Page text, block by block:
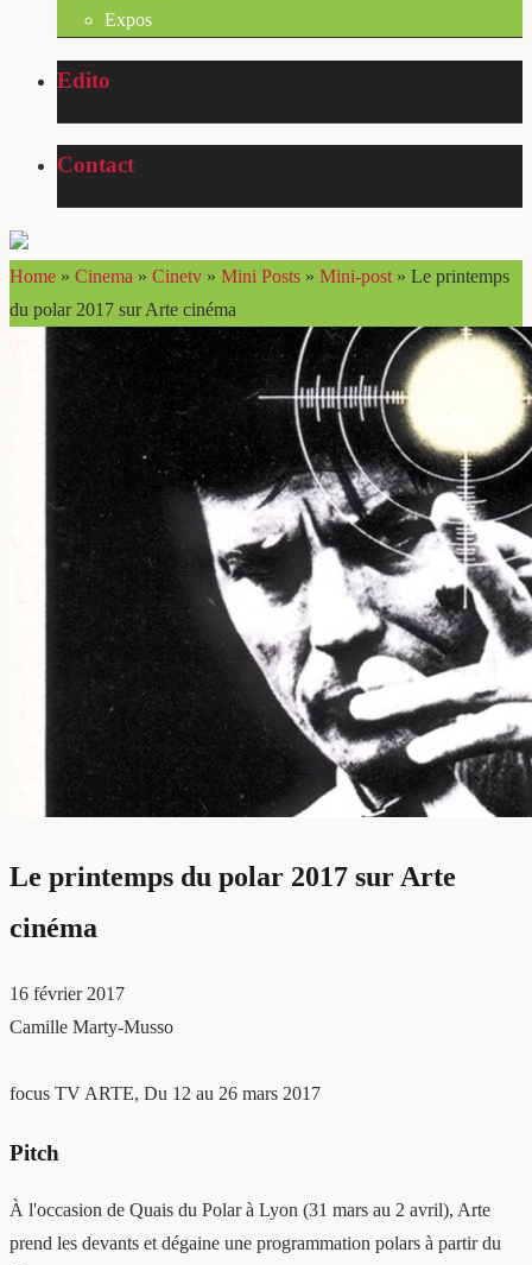
Expos
Edito
Contact
Home » Cinema » Cinetv » Mini Posts » Mini-post » Le printemps
du polar 2017 sur Arte cinéma
Le printemps du polar 2017 sur Arte
cinéma
16 février 2017
Camille Marty-Musso
focus TV ARTE, Du 12 au 26 mars 2017
Pitch
À l'occasion de Quais du Polar à Lyon (31 mars au 2 avril), Arte
prend les devants et dégaine une programmation polars à partir du